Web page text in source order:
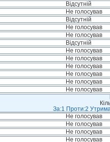
Відсутній
Не голосував
Відсутній
Не голосував
Не голосував
Відсутній
Не голосував
Не голосував
Не голосував
Не голосував
Не голосував
Не голосував
За:1 Проти:2
Не голосував
Не голосував
Не голосував
Не голосував